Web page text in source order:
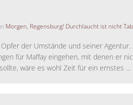
Morgen, Regensburg! Durchlaucht ist nicht
der Umstände und seiner Agentur.
für Maffay eingehen, mit denen er
wäre es wohl Zeit für ein ernstes ...